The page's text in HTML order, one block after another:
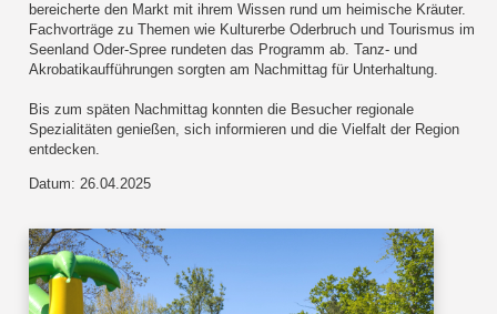
bereicherte den Markt mit ihrem Wissen rund um heimische Kräuter.
Fachvorträge zu Themen wie Kulturerbe Oderbruch und Tourismus im
Seenland Oder-Spree rundeten das Programm ab. Tanz- und
Akrobatikaufführungen sorgten am Nachmittag für Unterhaltung.
Bis zum späten Nachmittag konnten die Besucher regionale
Spezialitäten genießen, sich informieren und die Vielfalt der Region
entdecken.
Datum: 26.04.2025